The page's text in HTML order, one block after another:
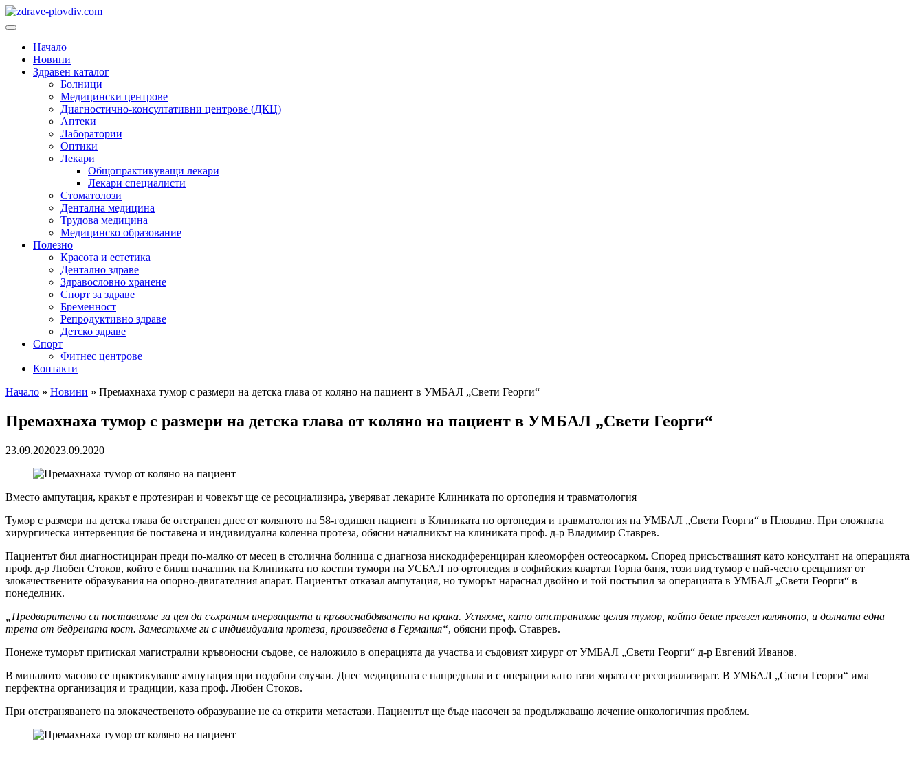
Преминете
към
Основно
Начало
Новини
Здравен каталог
Болници
Медицински центрове
Диагностично-консултативни центрове (ДКЦ)
Аптеки
Лаборатории
Оптики
Лекари
Общопрактикуващи лекари
Лекари специалисти
Стоматолози
Дентална медицина
Трудова медицина
Медицинско образование
Полезно
Красота и естетика
Дентално здраве
Здравословно хранене
Спорт за здраве
Бременност
Репродуктивно здраве
Детско здраве
Спорт
Фитнес центрове
Контакти
Начало » Новини » Премахнаха тумор с размери на детска глава от коляно на пациент в УМБАЛ „Свети Георги“
Премахнаха тумор с размери на детска глава от коляно на пациент в УМБАЛ „Свети Георги“
23.09.202023.09.2020
Вместо ампутация, кракът е протезиран и човекът ще се ресоциализира, уверяват лекарите Клиниката по ортопедия и травматология
Тумор с размери на детска глава бе отстранен днес от коляното на 58-годишен пациент в Клиниката по ортопедия и травматология на УМБАЛ „Свети Георги“ в Пловдив. При сложната
хирургическа интервенция бе поставена и индивидуална коленна протеза, обясни началникът на клиниката проф. д-р Владимир Ставрев.
Пациентът бил диагностициран преди по-малко от месец в столична болница с диагноза нискодиференциран клеоморфен остеосарком. Според присъстващият като консултант на операцията
проф. д-р Любен Стоков, който е бивш началник на Клиниката по костни тумори на УСБАЛ по ортопедия в софийския квартал Горна баня, този вид тумор е най-често срещаният от
злокачествените образувания на опорно-двигателния апарат. Пациентът отказал ампутация, но туморът нараснал двойно и той постъпил за операцията в УМБАЛ „Свети Георги“ в
понеделник.
„Предварително си поставихме за цел да съхраним инервацията и кръвоснабдяването на крака. Успяхме, като отстранихме целия тумор, който беше превзел коляното, и долната една
трета от бедрената кост. Заместихме ги с индивидуална протеза, произведена в Германия“, обясни проф. Ставрев.
Понеже туморът притискал магистрални кръвоносни съдове, се наложило в операцията да участва и съдовият хирург от УМБАЛ „Свети Георги“ д-р Евгений Иванов.
В миналото масово се практикуваше ампутация при подобни случаи. Днес медицината е напреднала и с операции като тази хората се ресоциализират. В УМБАЛ „Свети Георги“ има
перфектна организация и традиции, каза проф. Любен Стоков.
При отстраняването на злокачественото образувание не са открити метастази. Пациентът ще бъде насочен за продължаващо лечение онкологичния проблем.